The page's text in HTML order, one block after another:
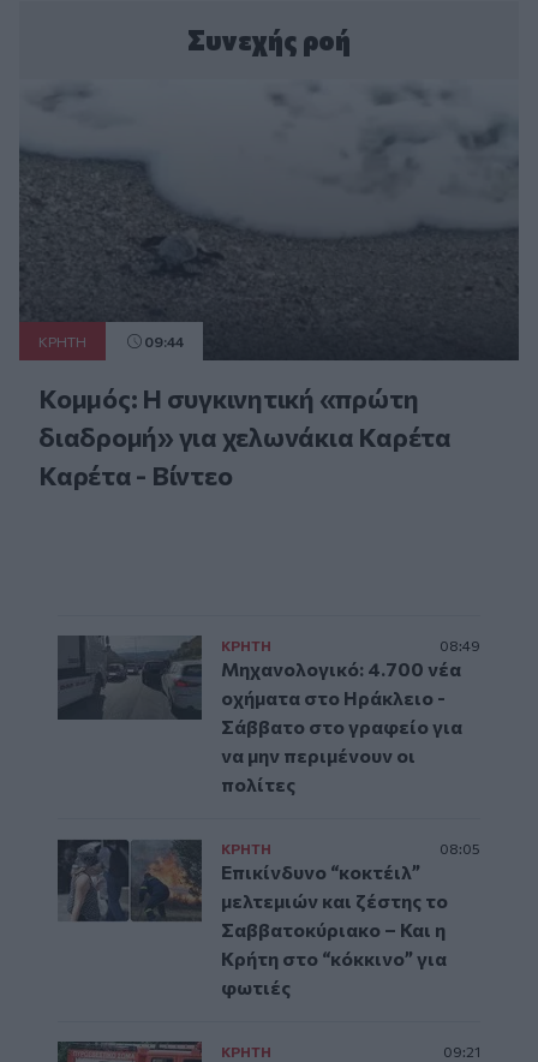
Συνεχής ροή
ΚΡΗΤΗ 09:44
Κομμός: Η συγκινητική «πρώτη
διαδρομή» για χελωνάκια Καρέτα
Καρέτα - Βίντεο
ΚΡΗΤΗ 08:49
Μηχανολογικό: 4.700 νέα
οχήματα στο Ηράκλειο -
Σάββατο στο γραφείο για
να μην περιμένουν οι
πολίτες
ΚΡΗΤΗ 08:05
Επικίνδυνο “κοκτέιλ”
μελτεμιών και ζέστης το
Σαββατοκύριακο – Και η
Κρήτη στο “κόκκινο” για
φωτιές
ΚΡΗΤΗ 09:21